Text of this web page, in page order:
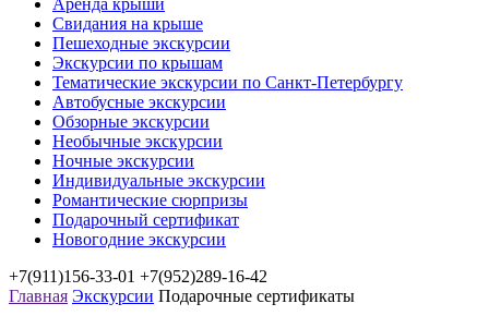
Аренда крыши
Свидания на крыше
Пешеходные экскурсии
Экскурсии по крышам
Тематические экскурсии по Санкт-Петербургу
Автобусные экскурсии
Обзорные экскурсии
Необычные экскурсии
Ночные экскурсии
Индивидуальные экскурсии
Романтические сюрпризы
Подарочный сертификат
Новогодние экскурсии
+7(911)156-33-01 +7(952)289-16-42
Главная Экскурсии Подарочные сертификаты